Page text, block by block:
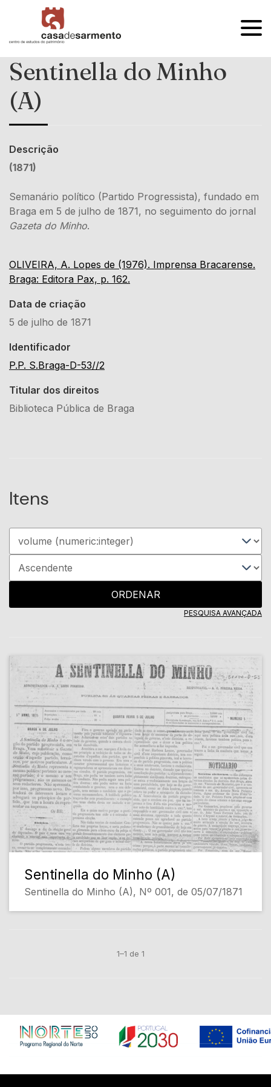
OPEN
Sentinella do Minho
(A)
Descrição
(1871)
Semanário político (Partido Progressista), fundado em
Braga em 5 de julho de 1871, no seguimento do jornal
Gazeta do Minho.
OLIVEIRA, A. Lopes de (1976). Imprensa Bracarense.
Braga: Editora Pax, p. 162.
Data de criação
5 de julho de 1871
Identificador
P.P. S.Braga-D-53//2
Titular dos direitos
Biblioteca Pública de Braga
Itens
ORDENAR
PESQUISA AVANÇADA
Sentinella do Minho (A)
Sentinella do Minho (A), Nº 001, de 05/07/1871
1–1 de 1